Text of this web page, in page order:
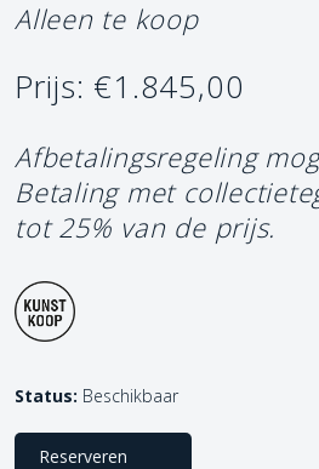
Alleen te koop
Prijs: €1.845,00
Afbetalingsregeling
Betaling met
tot 25% van de prijs.
Status: Beschikbaar
Reserveren